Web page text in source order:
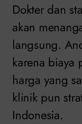
Dokter dan
akan
langsung.
karena biaya
harga yang
klinik pun
Indonesia.